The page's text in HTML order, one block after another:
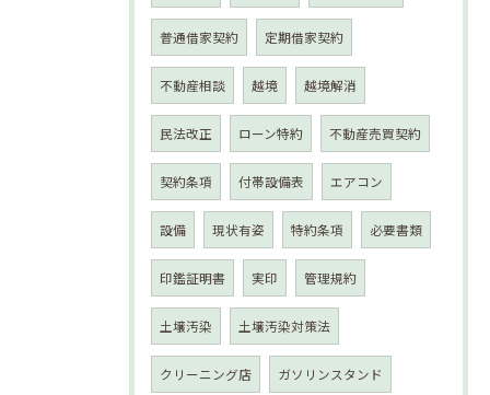
普通借家契約 定期借家契約
不動産相談 越境 越境解消
民法改正 ローン特約 不動産売買契約
契約条項 付帯設備表 エアコン
設備 現状有姿 特約条項 必要書類
印鑑証明書 実印 管理規約
土壌汚染 土壌汚染対策法
クリーニング店 ガソリンスタンド